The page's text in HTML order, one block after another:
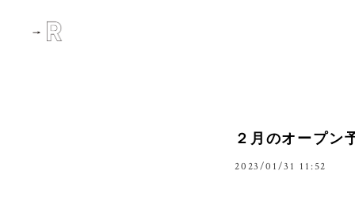
２月のオープン
2023/01/31 11:52